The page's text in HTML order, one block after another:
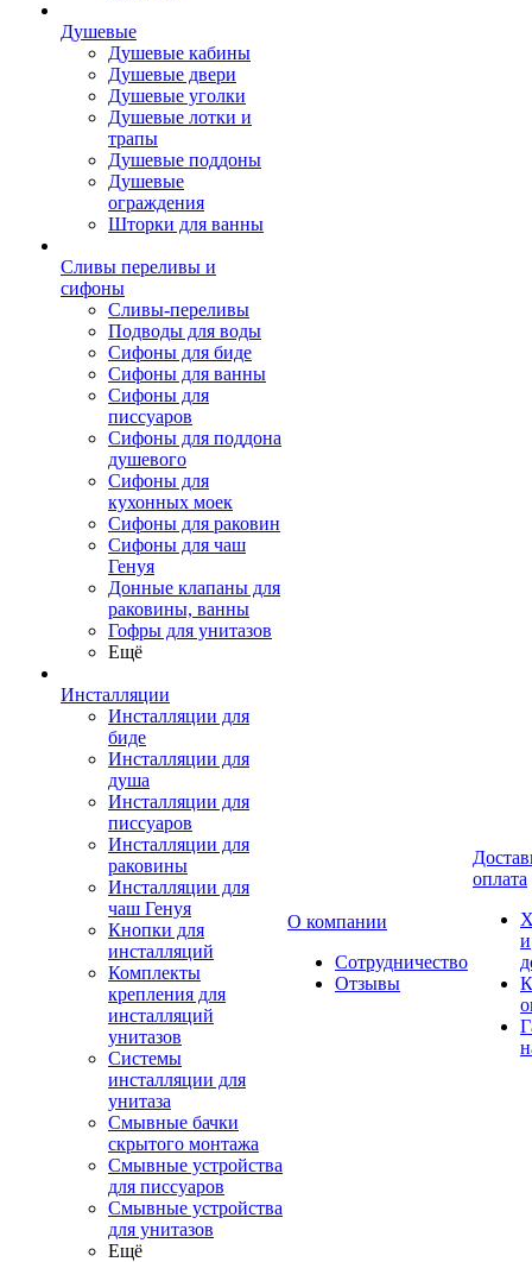
Душевые
Душевые кабины
Душевые двери
Душевые уголки
Душевые лотки и
трапы
Душевые поддоны
Душевые
ограждения
Шторки для ванны
Сливы переливы и
сифоны
Сливы-переливы
Подводы для воды
Сифоны для биде
Сифоны для ванны
Сифоны для
писсуаров
Сифоны для поддона
душевого
Сифоны для
кухонных моек
Сифоны для раковин
Сифоны для чаш
Генуя
Донные клапаны для
раковины, ванны
Гофры для унитазов
Ещё
Инсталляции
Инсталляции для
биде
Инсталляции для
душа
Инсталляции для
писсуаров
Инсталляции для
раковины
Инсталляции для
чаш Генуя
Кнопки для
инсталляций
Комплекты
крепления для
инсталляций
унитазов
Системы
инсталляции для
унитаза
Смывные бачки
скрытого монтажа
Смывные устройства
для писсуаров
Смывные устройства
для унитазов
Ещё
О компании
Сотрудничество
Отзывы
оплата
и